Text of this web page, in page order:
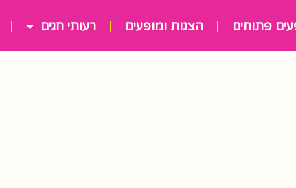
פתוחים הצגות ומופעים רעותי חגים